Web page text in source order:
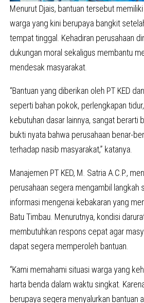
Menurut Djais, bantuan tersebut
warga yang kini berupaya bangkit
tempat tinggal. Kehadiran perusahaan
dukungan moral sekaligus membantu
mendesak masyarakat.
“Bantuan yang diberikan oleh PT KED
seperti bahan pokok, perlengkapan
kebutuhan dasar lainnya, sangat berarti
bukti nyata bahwa perusahaan benar-
terhadap nasib masyarakat,” katanya.
Manajemen PT KED, M. Satria A.C.P.,
perusahaan segera mengambil langkah
informasi mengenai kebakaran yang
Batu Timbau. Menurutnya, kondisi
membutuhkan respons cepat agar
dapat segera memperoleh bantuan.
“Kami memahami situasi warga yang
harta benda dalam waktu singkat.
berupaya segera menyalurkan bantuan